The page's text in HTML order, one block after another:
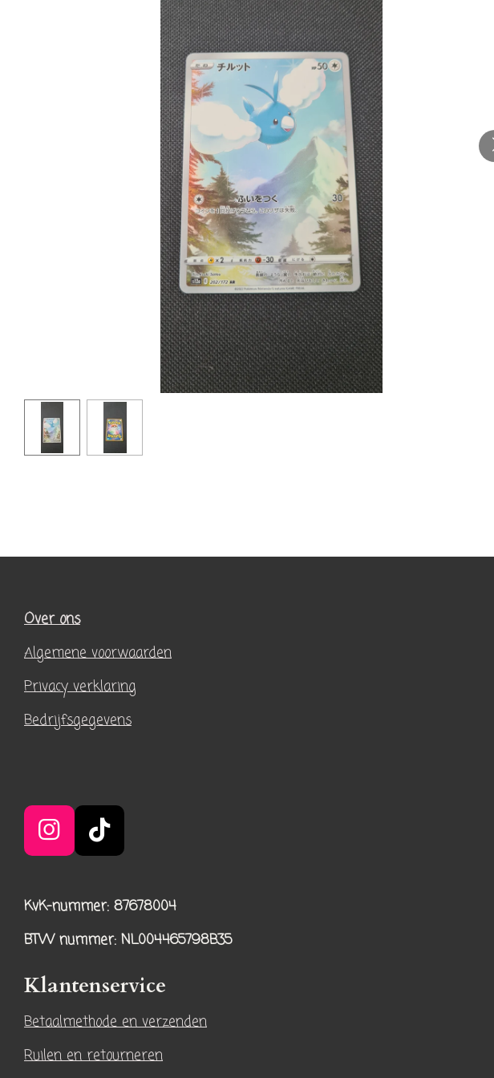
Over ons
Algemene voorwaarden
Privacy verklaring
Bedrijfsgegevens
I
n
t
a
r
a
m
T
i
T
o
KvK-nummer: 87678004
BTW nummer: NL004465798B35
Klantenservice
Betaalmethode en verzenden
Ruilen en retourneren